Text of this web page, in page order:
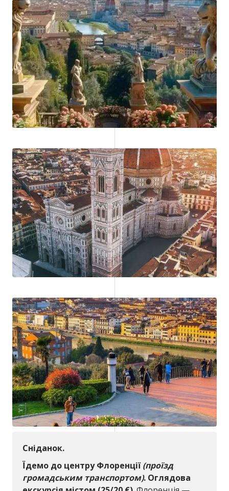
Сніданок.
Їдемо до центру Флоренції(проїзд
громадським транспортом). Оглядова